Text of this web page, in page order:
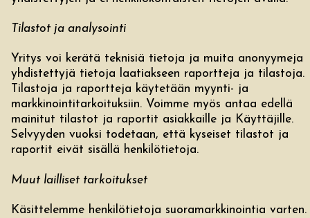
Tilastot ja analysointi
Yritys voi kerätä teknisiä tietoja ja muita anonyymeja
yhdistettyjä tietoja laatiakseen raportteja ja tilastoja.
Tilastoja ja raportteja käytetään myynti- ja
markkinointitarkoituksiin. Voimme myös antaa edellä
mainitut tilastot ja raportit asiakkaille ja Käyttäjille.
Selvyyden vuoksi todetaan, että kyseiset tilastot ja
raportit eivät sisällä henkilötietoja.
Muut lailliset tarkoitukset
Käsittelemme henkilötietoja suoramarkkinointia varten.